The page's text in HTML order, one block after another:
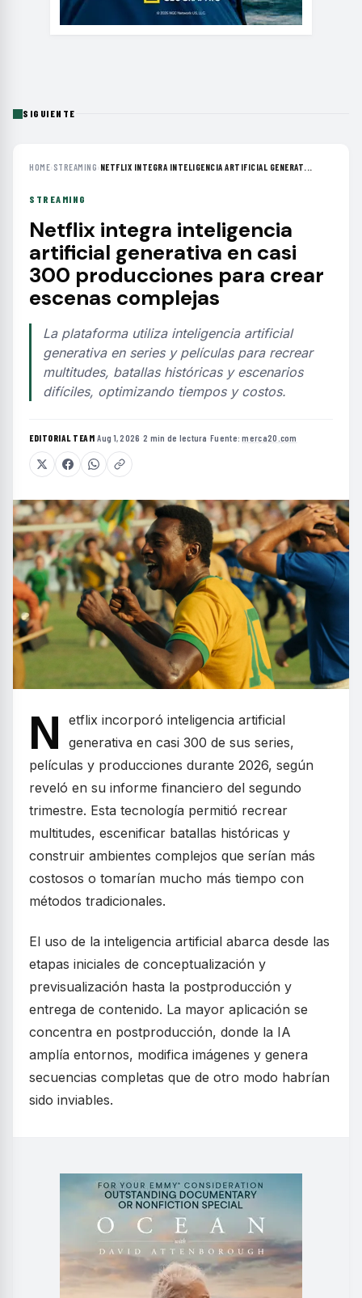
SIGUIENTE
HOME› STREAMING› NETFLIX INTEGRA INTELIGENCIA ARTIFICIAL GENERAT...
STREAMING
Netflix integra inteligencia
artificial generativa en casi
300 producciones para crear
escenas complejas
La plataforma utiliza inteligencia artificial
generativa en series y películas para recrear
multitudes, batallas históricas y escenarios
difíciles, optimizando tiempos y costos.
EDITORIAL TEAM·Aug 1, 2026 ·2 min de lectura ·Fuente:merca20.com
N
etflix incorporó inteligencia artificial
generativa en casi 300 de sus series,
películas y producciones durante 2026, según
reveló en su informe financiero del segundo
trimestre. Esta tecnología permitió recrear
multitudes, escenificar batallas históricas y
construir ambientes complejos que serían más
costosos o tomarían mucho más tiempo con
métodos tradicionales.
El uso de la inteligencia artificial abarca desde las
etapas iniciales de conceptualización y
previsualización hasta la postproducción y
entrega de contenido. La mayor aplicación se
concentra en postproducción, donde la IA
amplía entornos, modifica imágenes y genera
secuencias completas que de otro modo habrían
sido inviables.